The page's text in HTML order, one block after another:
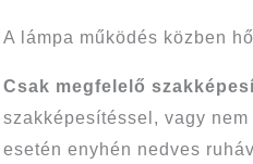
A lámpa működés közben
Csak megfelelő
szakképesítéssel, vagy
esetén enyhén nedves